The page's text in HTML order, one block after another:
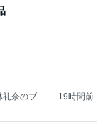
奈のブー
19時間前